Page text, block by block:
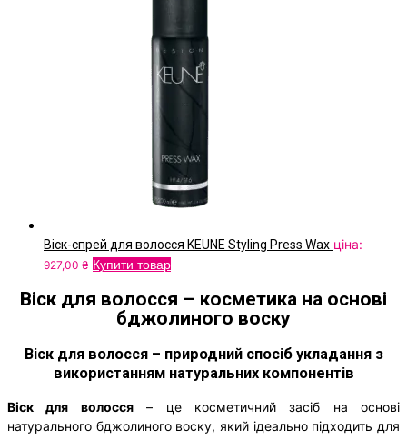
Віск-спрей для волосся KEUNE Styling Press Wax ціна:
927,00 ₴ Купити товар
Віск для волосся – косметика на основі
бджолиного воску
Віск для волосся – природний спосіб укладання з
використанням натуральних компонентів
Віск для волосся– це косметичний засіб на основі
натурального бджолиного воску, який ідеально підходить для